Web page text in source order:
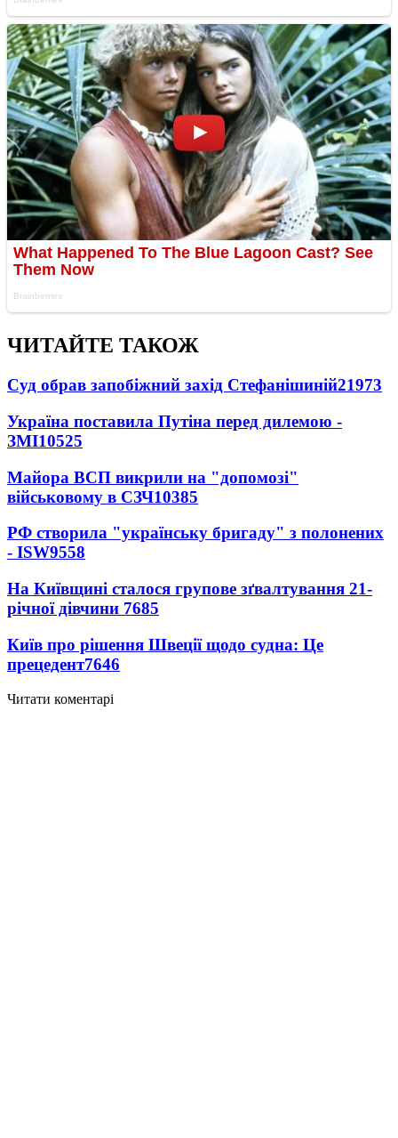
ЧИТАЙТЕ ТАКОЖ
Суд обрав запобіжний захід Стефанішиній21973
Україна поставила Путіна перед дилемою -
ЗМІ10525
Майора ВСП викрили на "допомозі"
військовому в СЗЧ10385
РФ створила "українську бригаду" з полонених
- ISW9558
На Київщині сталося групове зґвалтування 21-
річної дівчини 7685
Київ про рішення Швеції щодо судна: Це
прецедент7646
Читати коментарі